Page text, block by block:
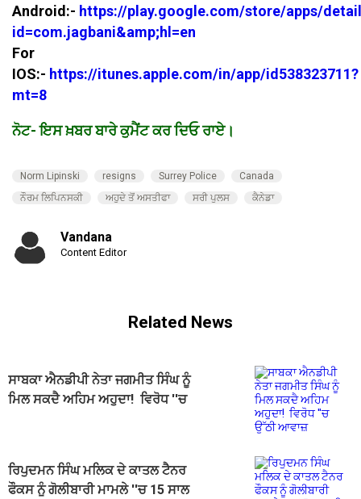
Android:- https://play.google.com/store/apps/
id=com.jagbani&amp;hl=en
For
IOS:- https://itunes.apple.com/in/app/id538323711?
mt=8
ਨੋਟ- ਇਸ ਖ਼ਬਰ ਬਾਰੇ ਕੁਮੈਂਟ ਕਰ ਦਿਓ ਰਾਏ।
Norm Lipinski resigns Surrey Police
Canada
ਨੌਰਮ ਲਿਪਿਨਸਕੀ
ਅਹੁਦੇ ਤੋਂ ਅਸਤੀਫਾ ਸਰੀ ਪੁਲਸ ਕੈਨੇਡਾ
Vandana
Content Editor
Related News
ਸਾਬਕਾ ਐਨਡੀਪੀ ਨੇਤਾ ਜਗਮੀਤ ਸਿੰਘ ਨੂੰ
ਮਿਲ ਸਕਦੈ ਅਹਿਮ ਅਹੁਦਾ! ਵਿਰੋਧ ''ਚ
ਰਿਪੁਦਮਨ ਸਿੰਘ ਮਲਿਕ ਦੇ ਕਾਤਲ ਟੈਨਰ
ਫੌਕਸ ਨੂੰ ਗੋਲੀਬਾਰੀ ਮਾਮਲੇ ''ਚ 15 ਸਾਲ